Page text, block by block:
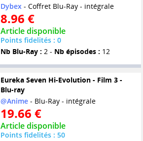
Dybex- Coffret Blu-Ray - intégrale
8.96 €
Article disponible
Points fidelités : 0
Nb Blu-Ray : 2 - Nb épisodes : 12
Eureka Seven Hi-Evolution - Film 3 -
Blu-ray
@Anime- Blu-Ray - intégrale
19.66 €
Article disponible
Points fidelités : 50